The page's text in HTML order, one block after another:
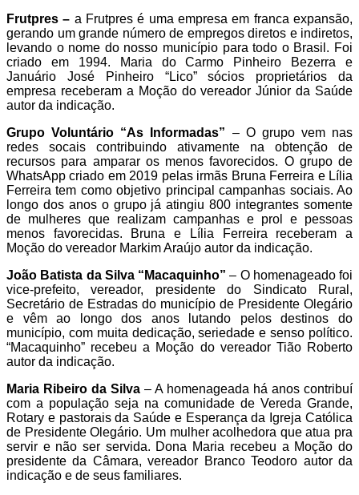
Frutpres – a Frutpres é uma empresa em franca expansão,
gerando um grande número de empregos diretos e indiretos,
levando o nome do nosso município para todo o Brasil. Foi
criado em 1994. Maria do Carmo Pinheiro Bezerra e
Januário José Pinheiro “Lico” sócios proprietários da
empresa receberam a Moção do vereador Júnior da Saúde
autor da indicação.
Grupo Voluntário “As Informadas” – O grupo vem nas
redes socais contribuindo ativamente na obtenção de
recursos para amparar os menos favorecidos. O grupo de
WhatsApp criado em 2019 pelas irmãs Bruna Ferreira e Lília
Ferreira tem como objetivo principal campanhas sociais. Ao
longo dos anos o grupo já atingiu 800 integrantes somente
de mulheres que realizam campanhas e prol e pessoas
menos favorecidas. Bruna e Lília Ferreira receberam a
Moção do vereador Markim Araújo autor da indicação.
João Batista da Silva “Macaquinho” – O homenageado foi
vice-prefeito, vereador, presidente do Sindicato Rural,
Secretário de Estradas do município de Presidente Olegário
e vêm ao longo dos anos lutando pelos destinos do
município, com muita dedicação, seriedade e senso político.
“Macaquinho” recebeu a Moção do vereador Tião Roberto
autor da indicação.
Maria Ribeiro da Silva – A homenageada há anos contribuí
com a população seja na comunidade de Vereda Grande,
Rotary e pastorais da Saúde e Esperança da Igreja Católica
de Presidente Olegário. Um mulher acolhedora que atua pra
servir e não ser servida. Dona Maria recebeu a Moção do
presidente da Câmara, vereador Branco Teodoro autor da
indicação e de seus familiares.